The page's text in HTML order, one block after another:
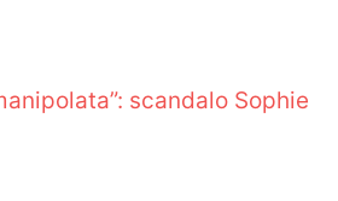
scandalo Sophie